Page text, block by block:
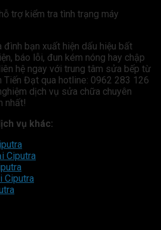
trợ kiểm tra tình trạng máy
bạn xuất hiện dấu hiệu bất
báo lỗi, đun kém nóng hay chập
hệ ngay với trung tâm sửa bếp từ
Tiến Đạt qua hotline: 0962 283 126
dịch vụ sửa chữa chuyên
nhất!
vụ khác:
Ciputra
Ciputra